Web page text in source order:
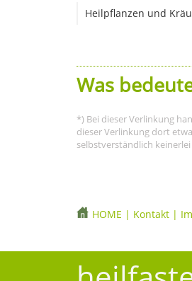
Heilpflanzen und
Was
*) Bei dieser Verlinkung
dieser Verlinkung dort
selbstverständlich
HOME | Kontakt|